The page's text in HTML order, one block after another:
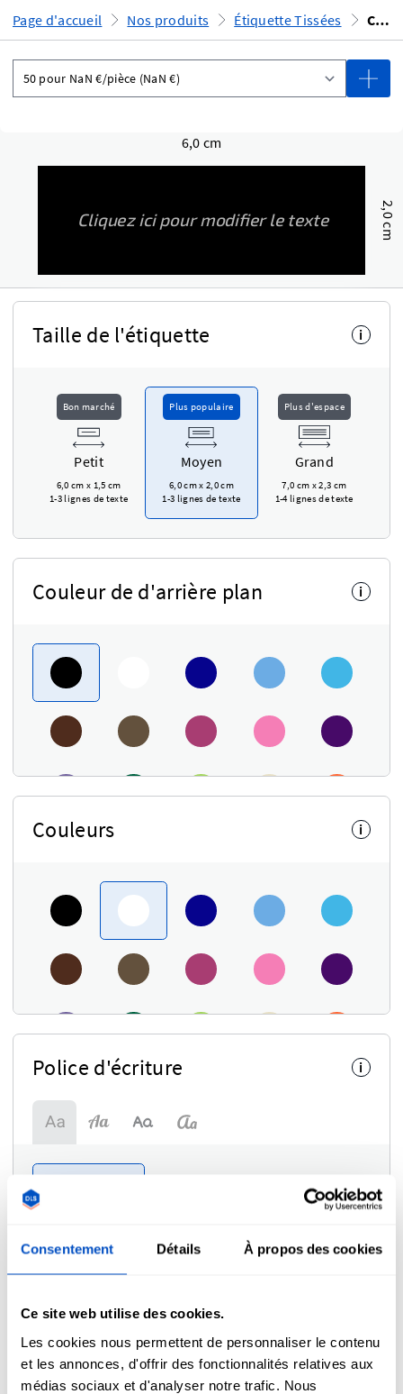
Consentement Détails À propos des cookies
Ce site web utilise des cookies.
Les cookies nous permettent de personnaliser le contenu
et les annonces, d'offrir des fonctionnalités relatives aux
médias sociaux et d'analyser notre trafic. Nous
Page d'accueil Nos produits Étiquette Tissées Créez en ligne
Taille de l'étiquette i
Bon marché
Petit
6,0 cm x 1,5 cm
1-3 lignes de texte
Plus populaire
Moyen
6,0 cmx 2,0 cm
1-3 lignes de texte
Plus d'espace
Grand
7,0 cm x2,3 cm
1-4 lignes de texte
Couleur de d'arrière plan i
Couleurs i
Police d'écriture i
Symbole
6,0 cm
2,0 cm